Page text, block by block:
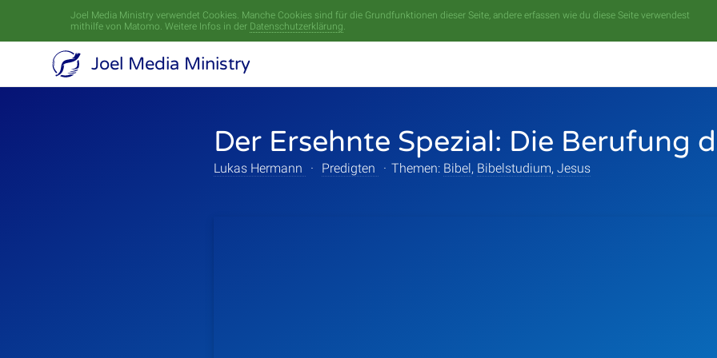
Joel Media Ministry verwendet Cookies. Manche Cookies sind für die Grundfunktionen dieser Seite, andere erfassen wie du diese Seite verwendest
mithilfe von Matomo. Weitere Infos in der Datenschutzerklärung.
Joel Media Ministry
Der Ersehnte Spezial: Die Berufung
Lukas Hermann · Predigten · Themen: Bibel, Bibelstudium, Jesus